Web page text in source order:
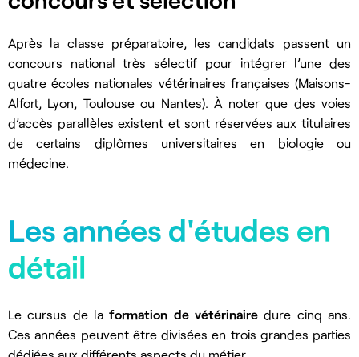
Après la classe préparatoire, les candidats passent un
concours national très sélectif pour intégrer l’une des
quatre écoles nationales vétérinaires françaises (Maisons-
Alfort, Lyon, Toulouse ou Nantes). À noter que des voies
d’accès parallèles existent et sont réservées aux titulaires
de certains diplômes universitaires en biologie ou
médecine.
Les années d'études en
détail
Le cursus de laformation de vétérinaire dure cinq ans.
Ces années peuvent être divisées en trois grandes parties